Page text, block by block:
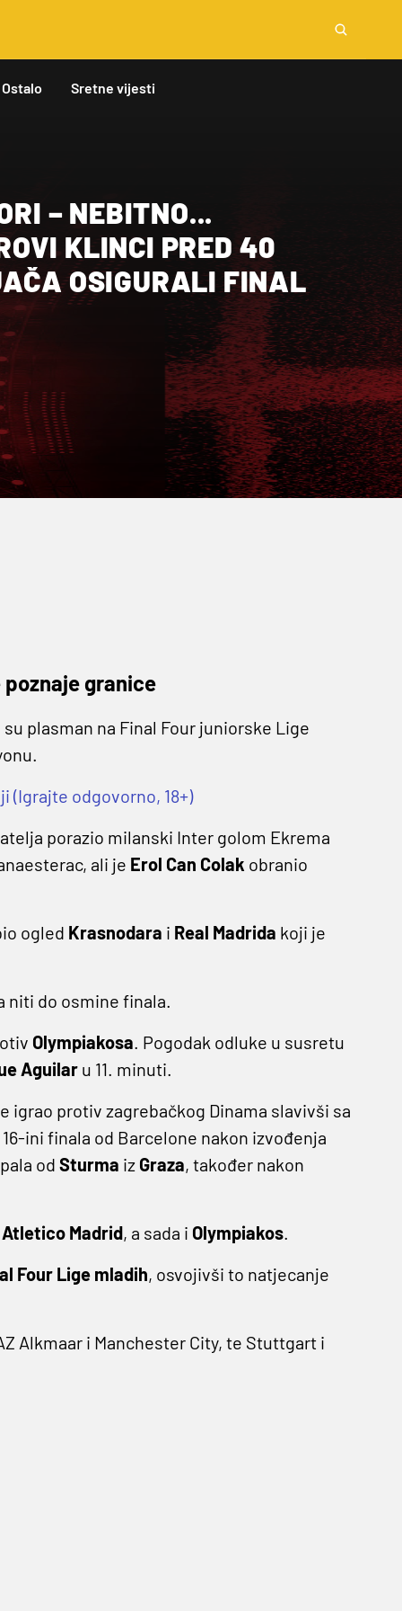
Ostalo Sretne vijesti
– NEBITNO...
KLINCI PRED 40
OSIGURALI FINAL
granice
plasman na Final Four juniorske Lige
(Igrajte odgovorno, 18+)
porazio milanski Inter golom Ekrema
ali je Erol Can Colak obranio
ogled Krasnodara i Real Madrida koji je
niti do osmine finala.
Olympiakosa. Pogodak odluke u susretu
Aguilaru 11. minuti.
igrao protiv zagrebačkog Dinama slavivši sa
ini finala od Barcelone nakon izvođenja
od Sturma izGraza, također nakon
Atletico Madrid, a sada i Olympiakos.
Four Lige mladih, osvojivši to natjecanje
Alkmaar i Manchester City, te Stuttgart i